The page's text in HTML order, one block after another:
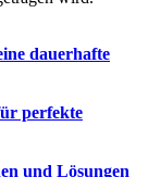
dauerhafte
perfekte
und Lösungen